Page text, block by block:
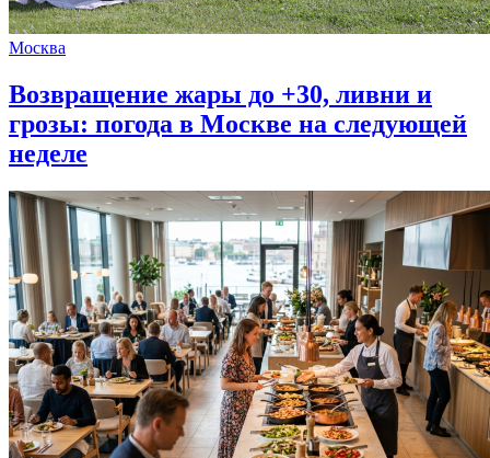
Москва
Возвращение жары до +30, ливни и
грозы: погода в Москве на следующей
неделе